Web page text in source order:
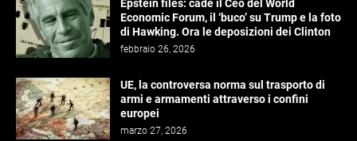
Epstein files: cade il Ceo del World
Economic Forum, il ‘buco’ su Trump e la foto
di Hawking. Ora le deposizioni dei Clinton
febbraio 26, 2026
UE, la controversa norma sul trasporto di
armi e armamenti attraverso i confini
europei
marzo 27, 2026